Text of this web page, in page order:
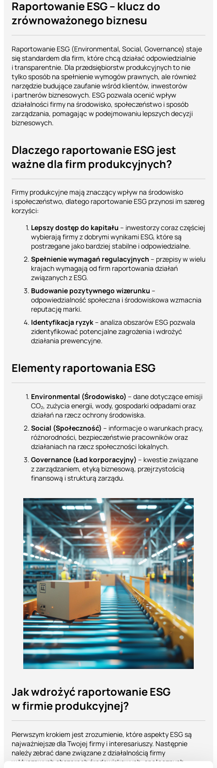
Raportowanie ESG – klucz do
zrównoważonego biznesu
Raportowanie ESG (Environmental, Social, Governance) staje
się standardem dla firm, które chcą działać odpowiedzialnie
i transparentnie. Dla przedsiębiorstw produkcyjnych to nie
tylko sposób na spełnienie wymogów prawnych, ale również
narzędzie budujące zaufanie wśród klientów, inwestorów
i partnerów biznesowych. ESG pozwala ocenić wpływ
działalności firmy na środowisko, społeczeństwo i sposób
zarządzania, pomagając w podejmowaniu lepszych decyzji
biznesowych.
Dlaczego raportowanie ESG jest
ważne dla firm produkcyjnych?
Firmy produkcyjne mają znaczący wpływ na środowisko
i społeczeństwo, dlatego raportowanie ESG przynosi im szereg
korzyści:
Lepszy dostęp do kapitału – inwestorzy coraz częściej
wybierają firmy z dobrymi wynikami ESG, które są
postrzegane jako bardziej stabilne i odpowiedzialne.
Spełnienie wymagań regulacyjnych – przepisy w wielu
krajach wymagają od firm raportowania działań
związanych z ESG.
Budowanie pozytywnego wizerunku –
odpowiedzialność społeczna i środowiskowa wzmacnia
reputację marki.
Identyfikacja ryzyk– analiza obszarów ESG pozwala
zidentyfikować potencjalne zagrożenia i wdrożyć
działania prewencyjne.
Elementy raportowania ESG
Environmental (Środowisko) – dane dotyczące emisji
CO₂, zużycia energii, wody, gospodarki odpadami oraz
działań na rzecz ochrony środowiska.
Social (Społeczność) – informacje o warunkach pracy,
różnorodności, bezpieczeństwie pracowników oraz
działaniach na rzecz społeczności lokalnych.
Governance (Ład korporacyjny) – kwestie związane
z zarządzaniem, etyką biznesową, przejrzystością
finansową i strukturą zarządu.
Jak wdrożyć raportowanie ESG
w firmie produkcyjnej?
Pierwszym krokiem jest zrozumienie, które aspekty ESG są
najważniejsze dla Twojej firmy i interesariuszy. Następnie
należy zebrać dane związane z działalnością firmy
w kluczowych obszarach środowiskowych, społecznych